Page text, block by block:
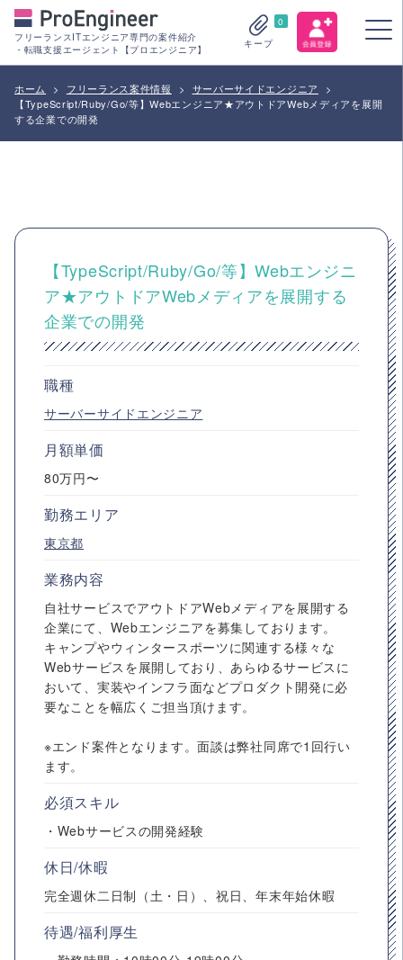
フリーランスITエンジニア専門の案件紹介
・転職支援エージェント【プロエンジニア】
0
キープ
ホーム > フリーランス案件情報 > サーバーサイドエンジニア
>
【TypeScript/Ruby/Go/等】Webエンジニア★アウトドアWebメディアを展開
する企業での開発
【TypeScript/Ruby/Go/等】Webエンジニ
ア★アウトドアWebメディアを展開する
企業での開発
職種
サーバーサイドエンジニア
月額単価
80万円〜
勤務エリア
東京都
業務内容
自社サービスでアウトドアWebメディアを展開する
企業にて、Webエンジニアを募集しております。
キャンプやウィンタースポーツに関連する様々な
Webサービスを展開しており、あらゆるサービスに
おいて、実装やインフラ面などプロダクト開発に必
要なことを幅広くご担当頂けます。
※エンド案件となります。面談は弊社同席で1回行い
ます。
必須スキル
・Webサービスの開発経験
休日/休暇
完全週休二日制（土・日）、祝日、年末年始休暇
待遇/福利厚生